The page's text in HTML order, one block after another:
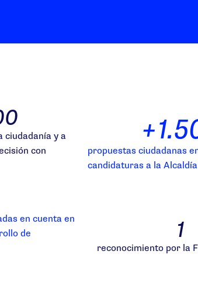
ciudadanía y a
con
propuestas ciudadanas
candidaturas a la
+
en cuenta en
de
reconocimiento por la
1